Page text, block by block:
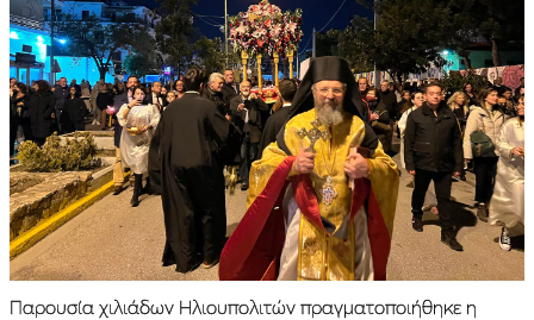
Παρουσία χιλιάδων Ηλιουπολιτών πραγματοποιήθηκε η